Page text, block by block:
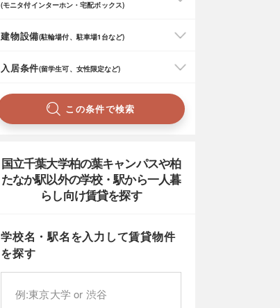
(モニタ付インターホン・宅配ボックス)
建物設備(駐輪場付、駐車場1台など)
入居条件(留学生可、女性限定など)
この条件で検索
国立千葉大学柏の葉キャンパスや柏
たなか駅以外の学校・駅から一人暮
らし向け賃貸を探す
学校名・駅名を入力して賃貸物件
を探す